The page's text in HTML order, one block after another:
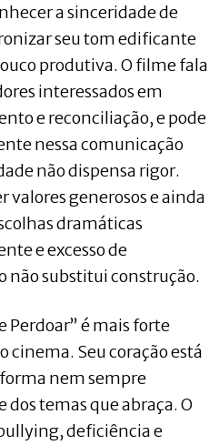
a sinceridade de
seu tom edificante
produtiva. O filme fala
interessados em
e reconciliação, e pode
nessa comunicação
não dispensa rigor.
generosos e ainda
dramáticas
e excesso de
não substitui construção.
Perdoar” é mais forte
cinema. Seu coração está
nem sempre
temas que abraça. O
deficiência e